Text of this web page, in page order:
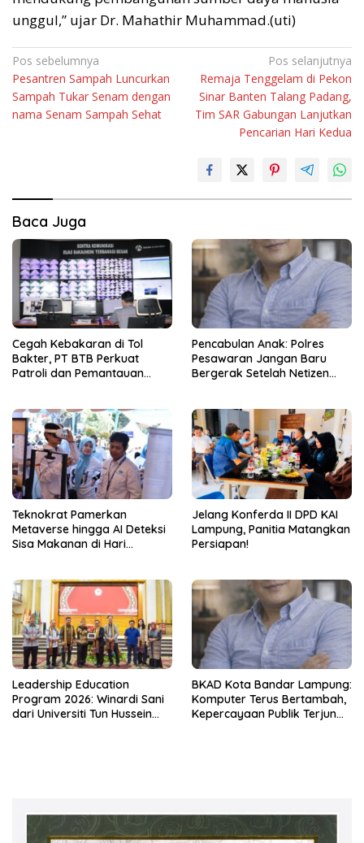
unggul,” ujar Dr. Mahathir Muhammad.(uti)
Navigasi
pos
Pos sebelumnya
Pesantren Sampah Luncurkan
Sampah Tukar Senam dengan
nama Senam Sampah Sehat
Pos selanjutnya
Remaja Tenggelam di Pekon
Sinar Banten Talang Padang,
Tim SAR Gabungan Lanjutkan
Pencarian Hari Kedua
Baca Juga
Cegah Kebakaran di Tol
Bakter, PT BTB Perkuat
Patroli dan Pemantauan
Pencabulan Anak: Polres
Pesawaran Jangan Baru
Bergerak Setelah Netizen
Teknokrat Pamerkan
Metaverse hingga AI Deteksi
Sisa Makanan di Hari
Jelang Konferda II DPD KAI
Lampung, Panitia Matangkan
Persiapan!
Leadership Education
Program 2026: Winardi Sani
dari Universiti Tun Hussein
BKAD Kota Bandar Lampung:
Komputer Terus Bertambah,
Kepercayaan Publik Terjun